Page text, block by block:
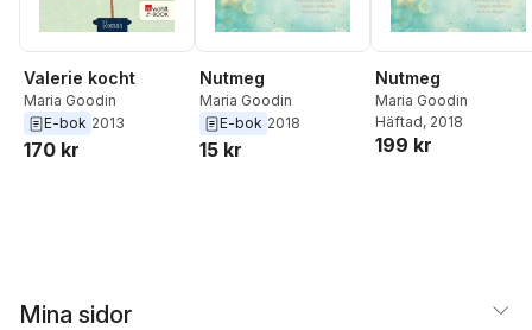
Valerie kocht
Maria Goodin
E-bok 2013
170 kr
Nutmeg
Maria Goodin
E-bok 2018
15 kr
Nutmeg
Maria Goodin
Häftad, 2018
199 kr
Mina sidor